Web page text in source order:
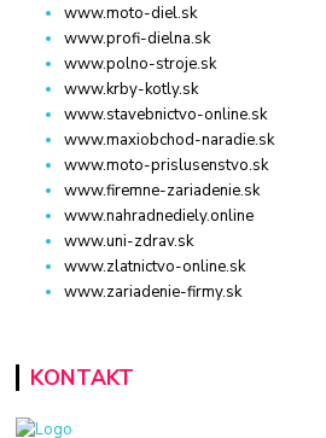
www.moto-diel.sk
www.profi-dielna.sk
www.polno-stroje.sk
www.krby-kotly.sk
www.stavebnictvo-online.sk
www.maxiobchod-naradie.sk
www.moto-prislusenstvo.sk
www.firemne-zariadenie.sk
www.nahradnediely.online
www.uni-zdrav.sk
www.zlatnictvo-online.sk
www.zariadenie-firmy.sk
KONTAKT